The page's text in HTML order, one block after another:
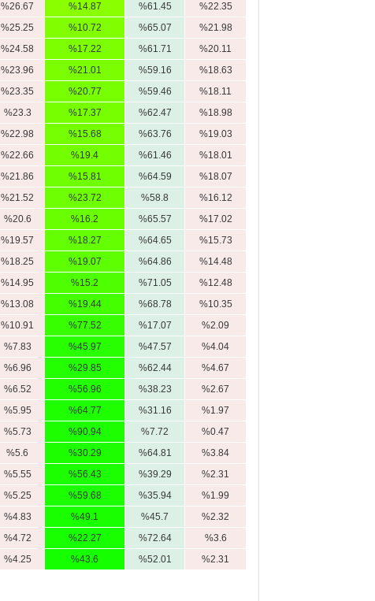
%26.67 %14.87 %61.45
%22.35
%25.25 %10.72 %65.07
%21.98
%24.58 %17.22 %61.71
%20.11
%23.96 %21.01 %59.16
%18.63
%23.35 %20.77 %59.46
%18.11
%23.3 %17.37 %62.47
%18.98
%22.98 %15.68 %63.76
%19.03
%22.66 %19.4 %61.46
%18.01
%21.86 %15.81 %64.59
%18.07
%21.52 %23.72 %58.8
%16.12
%20.6 %16.2 %65.57
%17.02
%19.57 %18.27 %64.65
%15.73
%18.25 %19.07 %64.86
%14.48
%14.95 %15.2 %71.05
%12.48
%13.08 %19.44 %68.78
%10.35
%10.91 %77.52 %17.07
%2.09
%7.83 %45.97 %47.57
%4.04
%6.96 %29.85 %62.44
%4.67
%6.52 %56.96 %38.23
%2.67
%5.95 %64.77 %31.16
%1.97
%5.73 %90.94 %7.72
%0.47
%5.6 %30.29 %64.81
%3.84
%5.55 %56.43 %39.29
%2.31
%5.25 %59.68 %35.94
%1.99
%4.83 %49.1 %45.7
%2.32
%4.72 %22.27 %72.64
%3.6
%4.25 %43.6 %52.01 %2.31